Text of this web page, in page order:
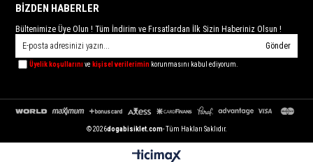
BİZDEN HABERLER
Bültenimize Üye Olun ! Tüm İndirim ve Fırsatlardan İlk Sizin Haberiniz Olsun !
Gönder
Üyelik koşullarınıve kişisel verilerimin korunmasını kabul ediyorum.
© 2026dogabisiklet.com- Tüm Hakları Saklıdır.